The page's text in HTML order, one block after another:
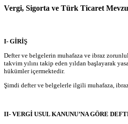
Vergi, Sigorta ve Türk Ticaret
I- GİRİŞ
Defter ve belgelerin muhafaza ve ibraz
takvim yılını takip eden yıldan başlayarak
hükümler içermektedir.
Şimdi defter ve belgelerle ilgili muhafaza, ibraz
II- VERGİ USUL KANUNU’NA GÖRE